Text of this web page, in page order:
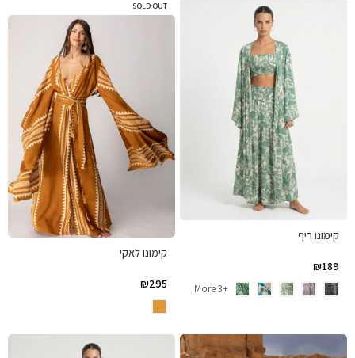
קימונו ריף
₪189
+3 More
SOLD OUT
קימונו לאקי
₪295